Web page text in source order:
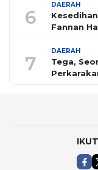
6
DAERAH
Fannan
7
DAERAH
Tega,